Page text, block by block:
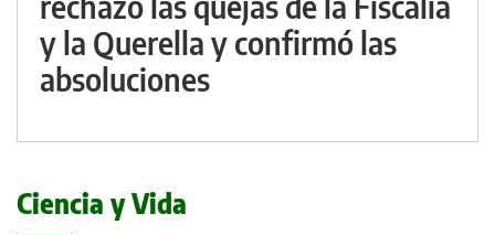
y la Querella y confirmó las
absoluciones
Ciencia y Vida